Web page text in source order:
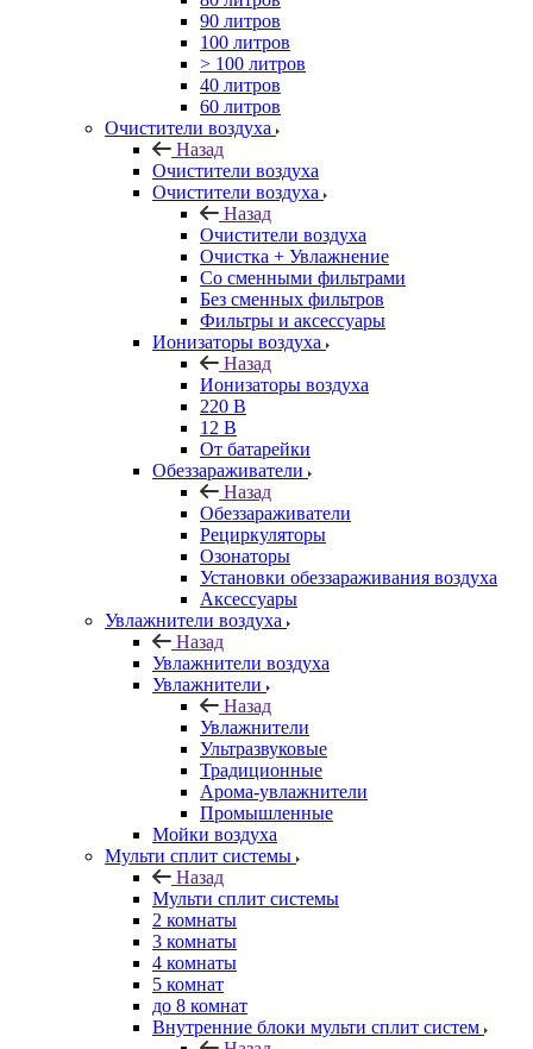
90 литров
100 литров
> 100 литров
40 литров
60 литров
Очистители воздуха
Назад
Очистители воздуха
Очистители воздуха
Назад
Очистители воздуха
Очистка + Увлажнение
Cо сменными фильтрами
Без сменных фильтров
Фильтры и аксессуары
Ионизаторы воздуха
Назад
Ионизаторы воздуха
220 В
12 В
От батарейки
Обеззараживатели
Назад
Обеззараживатели
Рециркуляторы
Озонаторы
Установки обеззараживания воздуха
Аксессуары
Увлажнители воздуха
Назад
Увлажнители воздуха
Увлажнители
Назад
Увлажнители
Ультразвуковые
Традиционные
Арома-увлажнители
Промышленные
Мойки воздуха
Мульти сплит системы
Назад
Мульти сплит системы
2 комнаты
3 комнаты
4 комнаты
5 комнат
до 8 комнат
Внутренние блоки мульти сплит систем